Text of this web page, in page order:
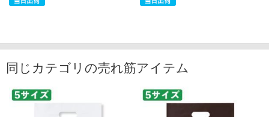
同じカテゴリの売れ筋アイテム